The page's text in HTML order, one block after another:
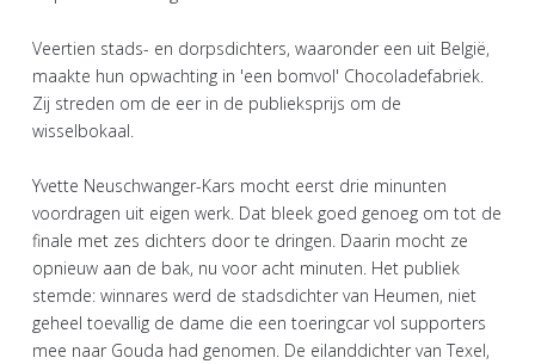
Veertien stads- en dorpsdichters, waaronder een uit België,
maakte hun opwachting in 'een bomvol' Chocoladefabriek.
Zij streden om de eer in de publieksprijs om de
wisselbokaal.
Yvette Neuschwanger-Kars mocht eerst drie minunten
voordragen uit eigen werk. Dat bleek goed genoeg om tot de
finale met zes dichters door te dringen. Daarin mocht ze
opnieuw aan de bak, nu voor acht minuten. Het publiek
stemde: winnares werd de stadsdichter van Heumen, niet
geheel toevallig de dame die een toeringcar vol supporters
mee naar Gouda had genomen. De eilanddichter van Texel,